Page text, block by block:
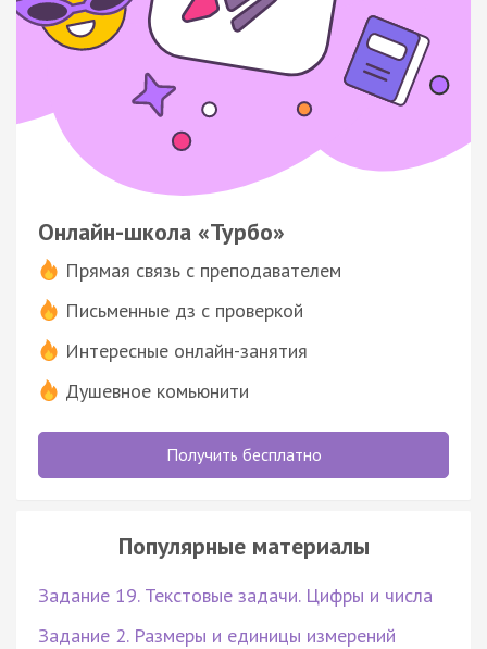
Онлайн-школа «Турбо»
Прямая связь с преподавателем
Письменные дз с проверкой
Интересные онлайн-занятия
Душевное комьюнити
Получить бесплатно
Популярные материалы
Задание 19. Текстовые задачи. Цифры и числа
Задание 2. Размеры и единицы измерений